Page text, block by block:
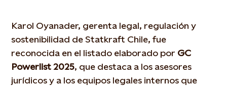
Karol Oyanader, gerenta legal, regulación y
sostenibilidad de Statkraft Chile, fue
reconocida en el listado elaborado por GC
Powerlist 2025, que destaca a los asesores
jurídicos y a los equipos legales internos que